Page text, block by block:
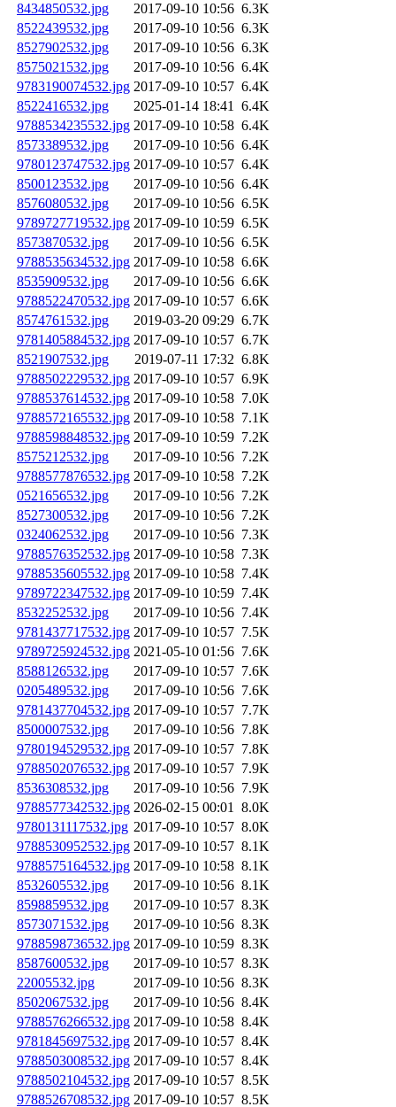
8434850532.jpg
2017-09-10 10:56 6.3K
8522439532.jpg
2017-09-10 10:56 6.3K
8527902532.jpg
2017-09-10 10:56 6.3K
8575021532.jpg
2017-09-10 10:56 6.4K
9783190074532.jpg 2017-09-10 10:57 6.4K
8522416532.jpg
2025-01-14 18:41 6.4K
9788534235532.jpg 2017-09-10 10:58 6.4K
8573389532.jpg
2017-09-10 10:56 6.4K
9780123747532.jpg 2017-09-10 10:57 6.4K
8500123532.jpg
2017-09-10 10:56 6.4K
8576080532.jpg
2017-09-10 10:56 6.5K
9789727719532.jpg 2017-09-10 10:59 6.5K
8573870532.jpg
2017-09-10 10:56 6.5K
9788535634532.jpg 2017-09-10 10:58 6.6K
8535909532.jpg
2017-09-10 10:56 6.6K
9788522470532.jpg 2017-09-10 10:57 6.6K
8574761532.jpg
2019-03-20 09:29 6.7K
9781405884532.jpg 2017-09-10 10:57 6.7K
8521907532.jpg
2019-07-11 17:32 6.8K
9788502229532.jpg 2017-09-10 10:57 6.9K
9788537614532.jpg 2017-09-10 10:58 7.0K
9788572165532.jpg 2017-09-10 10:58 7.1K
9788598848532.jpg 2017-09-10 10:59 7.2K
8575212532.jpg
2017-09-10 10:56 7.2K
9788577876532.jpg 2017-09-10 10:58 7.2K
0521656532.jpg
2017-09-10 10:56 7.2K
8527300532.jpg
2017-09-10 10:56 7.2K
0324062532.jpg
2017-09-10 10:56 7.3K
9788576352532.jpg 2017-09-10 10:58 7.3K
9788535605532.jpg 2017-09-10 10:58 7.4K
9789722347532.jpg 2017-09-10 10:59 7.4K
8532252532.jpg
2017-09-10 10:56 7.4K
9781437717532.jpg 2017-09-10 10:57 7.5K
9789725924532.jpg 2021-05-10 01:56 7.6K
8588126532.jpg
2017-09-10 10:57 7.6K
0205489532.jpg
2017-09-10 10:56 7.6K
9781437704532.jpg 2017-09-10 10:57 7.7K
8500007532.jpg
2017-09-10 10:56 7.8K
9780194529532.jpg 2017-09-10 10:57 7.8K
9788502076532.jpg 2017-09-10 10:57 7.9K
8536308532.jpg
2017-09-10 10:56 7.9K
9788577342532.jpg 2026-02-15 00:01 8.0K
9780131117532.jpg 2017-09-10 10:57 8.0K
9788530952532.jpg 2017-09-10 10:57 8.1K
9788575164532.jpg 2017-09-10 10:58 8.1K
8532605532.jpg
2017-09-10 10:56 8.1K
8598859532.jpg
2017-09-10 10:57 8.3K
8573071532.jpg
2017-09-10 10:56 8.3K
9788598736532.jpg 2017-09-10 10:59 8.3K
8587600532.jpg
2017-09-10 10:57 8.3K
22005532.jpg
2017-09-10 10:56 8.3K
8502067532.jpg
2017-09-10 10:56 8.4K
9788576266532.jpg 2017-09-10 10:58 8.4K
9781845697532.jpg 2017-09-10 10:57 8.4K
9788503008532.jpg 2017-09-10 10:57 8.4K
9788502104532.jpg 2017-09-10 10:57 8.5K
9788526708532.jpg 2017-09-10 10:57 8.5K